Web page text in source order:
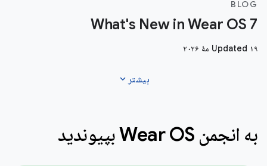
BLOG
What's New in Wear OS 7
Updated ۱۹ مهٔ ۲۰۲۶
بیشتر expand_more
به انجمن Wear OS بپیوندید